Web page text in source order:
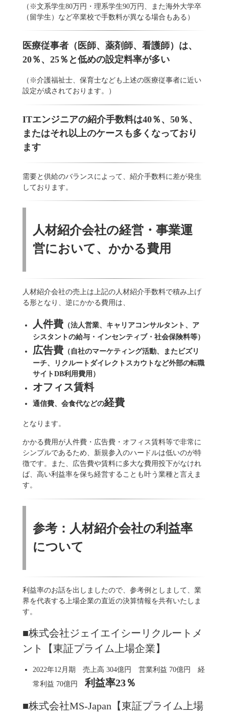
（※文系学生80万円・理系学生90万円、また海外大学卒
（留学生）など卒業校で手数料が異なる場合もある）
医療従事者（医師、薬剤師、看護師）は、
20％、25％と低めの設定料率が多い
（※介護福祉士、保育士なども上述の医療従事者に近い
設定が成されております。）
ITエンジニアの紹介手数料は40％、50％、
またはそれ以上のケースも多くなっており
ます
需要と供給のバランスによって、紹介手数料に差が発生
しております。
人材紹介会社の経営・事業運
営において、かかる費用
人材紹介会社の売上は上記の人材紹介手数料で積み上げ
る形となり、逆にかかる費用は、
人件費 （法人営業、キャリアコンサルタント、ア
シスタントの給与・インセンティブ・社会保険料等）
広告費 （自社のマーケティング活動、またビズリ
ーチ、リクルートダイレクトスカウトなど外部の転職
サイトDB利用費用）
オフィス賃料
通信費、会食代などの経費
となります。
かかる費用が人件費・広告費・オフィス賃料等で非常に
シンプルであるため、新規参入のハードルは低いのが特
徴です。また、広告費や賃料に多大な費用投下がなけれ
ば、高い利益率を保ち経営することも叶う業種と言えま
す。
参考：人材紹介会社の利益率
について
利益率のお話を出しましたので、参考例としまして、業
界を代表する上場企業の直近の決算情報を共有いたしま
す。
■株式会社ジェイエイシーリクルートメ
ント【東証プライム上場企業】
2022年12月期 売上高 304億円 営業利益 70億円 経
常利益 70億円利益率23％
■株式会社MS-Japan【東証プライム上場